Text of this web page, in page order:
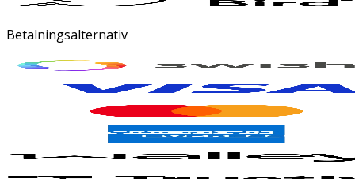
Betalningsalternativ